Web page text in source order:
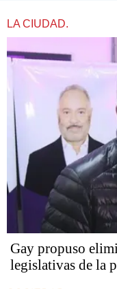
LA CIUDAD.
Gay propuso
legislativas de la